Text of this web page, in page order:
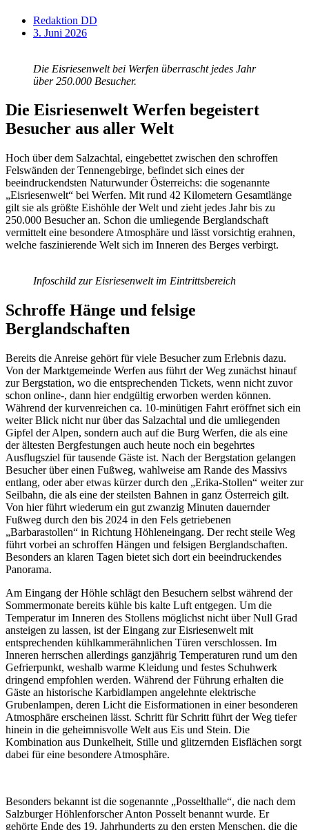
Redaktion DD
3. Juni 2026
Die Eisriesenwelt bei Werfen überrascht jedes Jahr
über 250.000 Besucher.
Die Eisriesenwelt Werfen begeistert
Besucher aus aller Welt
Hoch über dem Salzachtal, eingebettet zwischen den schroffen
Felswänden der Tennengebirge, befindet sich eines der
beeindruckendsten Naturwunder Österreichs: die sogenannte
„Eisriesenwelt“ bei Werfen. Mit rund 42 Kilometern Gesamtlänge
gilt sie als größte Eishöhle der Welt und zieht jedes Jahr bis zu
250.000 Besucher an. Schon die umliegende Berglandschaft
vermittelt eine besondere Atmosphäre und lässt vorsichtig erahnen,
welche faszinierende Welt sich im Inneren des Berges verbirgt.
Infoschild zur Eisriesenwelt im Eintrittsbereich
Schroffe Hänge und felsige
Berglandschaften
Bereits die Anreise gehört für viele Besucher zum Erlebnis dazu.
Von der Marktgemeinde Werfen aus führt der Weg zunächst hinauf
zur Bergstation, wo die entsprechenden Tickets, wenn nicht zuvor
schon online-, dann hier endgültig erworben werden können.
Während der kurvenreichen ca. 10-minütigen Fahrt eröffnet sich ein
weiter Blick nicht nur über das Salzachtal und die umliegenden
Gipfel der Alpen, sondern auch auf die Burg Werfen, die als eine
der ältesten Bergfestungen auch heute noch ein begehrtes
Ausflugsziel für tausende Gäste ist. Nach der Bergstation gelangen
Besucher über einen Fußweg, wahlweise am Rande des Massivs
entlang, oder aber etwas kürzer durch den „Erika-Stollen“ weiter zur
Seilbahn, die als eine der steilsten Bahnen in ganz Österreich gilt.
Von hier führt wiederum ein gut zwanzig Minuten dauernder
Fußweg durch den bis 2024 in den Fels getriebenen
„Barbarastollen“ in Richtung Höhleneingang. Der recht steile Weg
führt vorbei an schroffen Hängen und felsigen Berglandschaften.
Besonders an klaren Tagen bietet sich dort ein beeindruckendes
Panorama.
Am Eingang der Höhle schlägt den Besuchern selbst während der
Sommermonate bereits kühle bis kalte Luft entgegen. Um die
Temperatur im Inneren des Stollens möglichst nicht über Null Grad
ansteigen zu lassen, ist der Eingang zur Eisriesenwelt mit
entsprechenden kühlkammerähnlichen Türen verschlossen. Im
Inneren herrschen allerdings ganzjährig Temperaturen rund um den
Gefrierpunkt, weshalb warme Kleidung und festes Schuhwerk
dringend empfohlen werden. Während der Führung erhalten die
Gäste an historische Karbidlampen angelehnte elektrische
Grubenlampen, deren Licht die Eisformationen in einer besonderen
Atmosphäre erscheinen lässt. Schritt für Schritt führt der Weg tiefer
hinein in die geheimnisvolle Welt aus Eis und Stein. Die
Kombination aus Dunkelheit, Stille und glitzernden Eisflächen sorgt
dabei für eine besondere Atmosphäre.
Besonders bekannt ist die sogenannte „Posselthalle“, die nach dem
Salzburger Höhlenforscher Anton Posselt benannt wurde. Er
gehörte Ende des 19. Jahrhunderts zu den ersten Menschen, die die